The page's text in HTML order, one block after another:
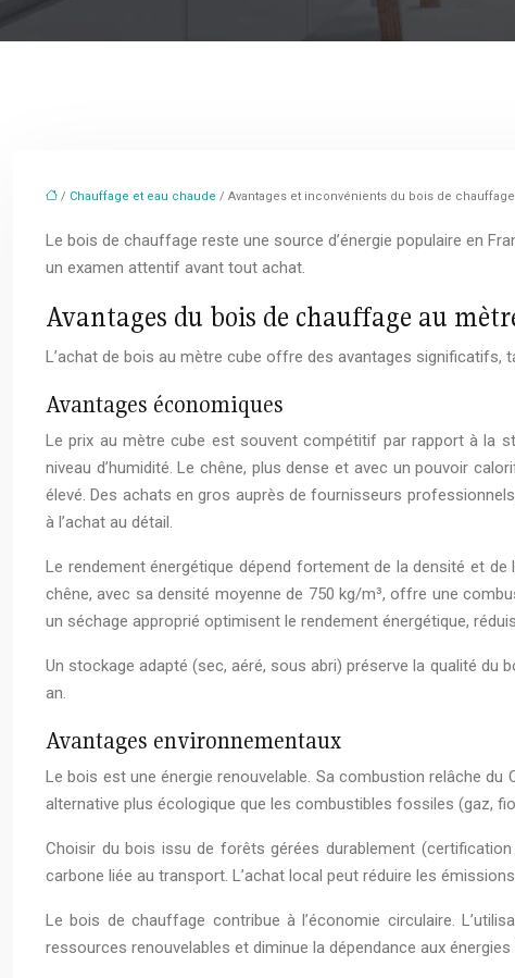
/ Chauffage et eau chaude / Avantages et inconvénients du bois de
Le bois de chauffage reste une source d’énergie populaire en
un examen attentif avant tout achat.
Avantages du bois de chauffage au
L’achat de bois au mètre cube offre des avantages significatifs,
Avantages économiques
Le prix au mètre cube est souvent compétitif par rapport à la
niveau d’humidité. Le chêne, plus dense et avec un pouvoir
élevé. Des achats en gros auprès de fournisseurs
à l’achat au détail.
Le rendement énergétique dépend fortement de la densité et
chêne, avec sa densité moyenne de 750 kg/m³, offre une
un séchage approprié optimisent le rendement énergétique,
Un stockage adapté (sec, aéré, sous abri) préserve la qualité du
an.
Avantages environnementaux
Le bois est une énergie renouvelable. Sa combustion relâche
alternative plus écologique que les combustibles fossiles (gaz,
Choisir du bois issu de forêts gérées durablement
carbone liée au transport. L’achat local peut réduire les
Le bois de chauffage contribue à l’économie circulaire.
ressources renouvelables et diminue la dépendance aux